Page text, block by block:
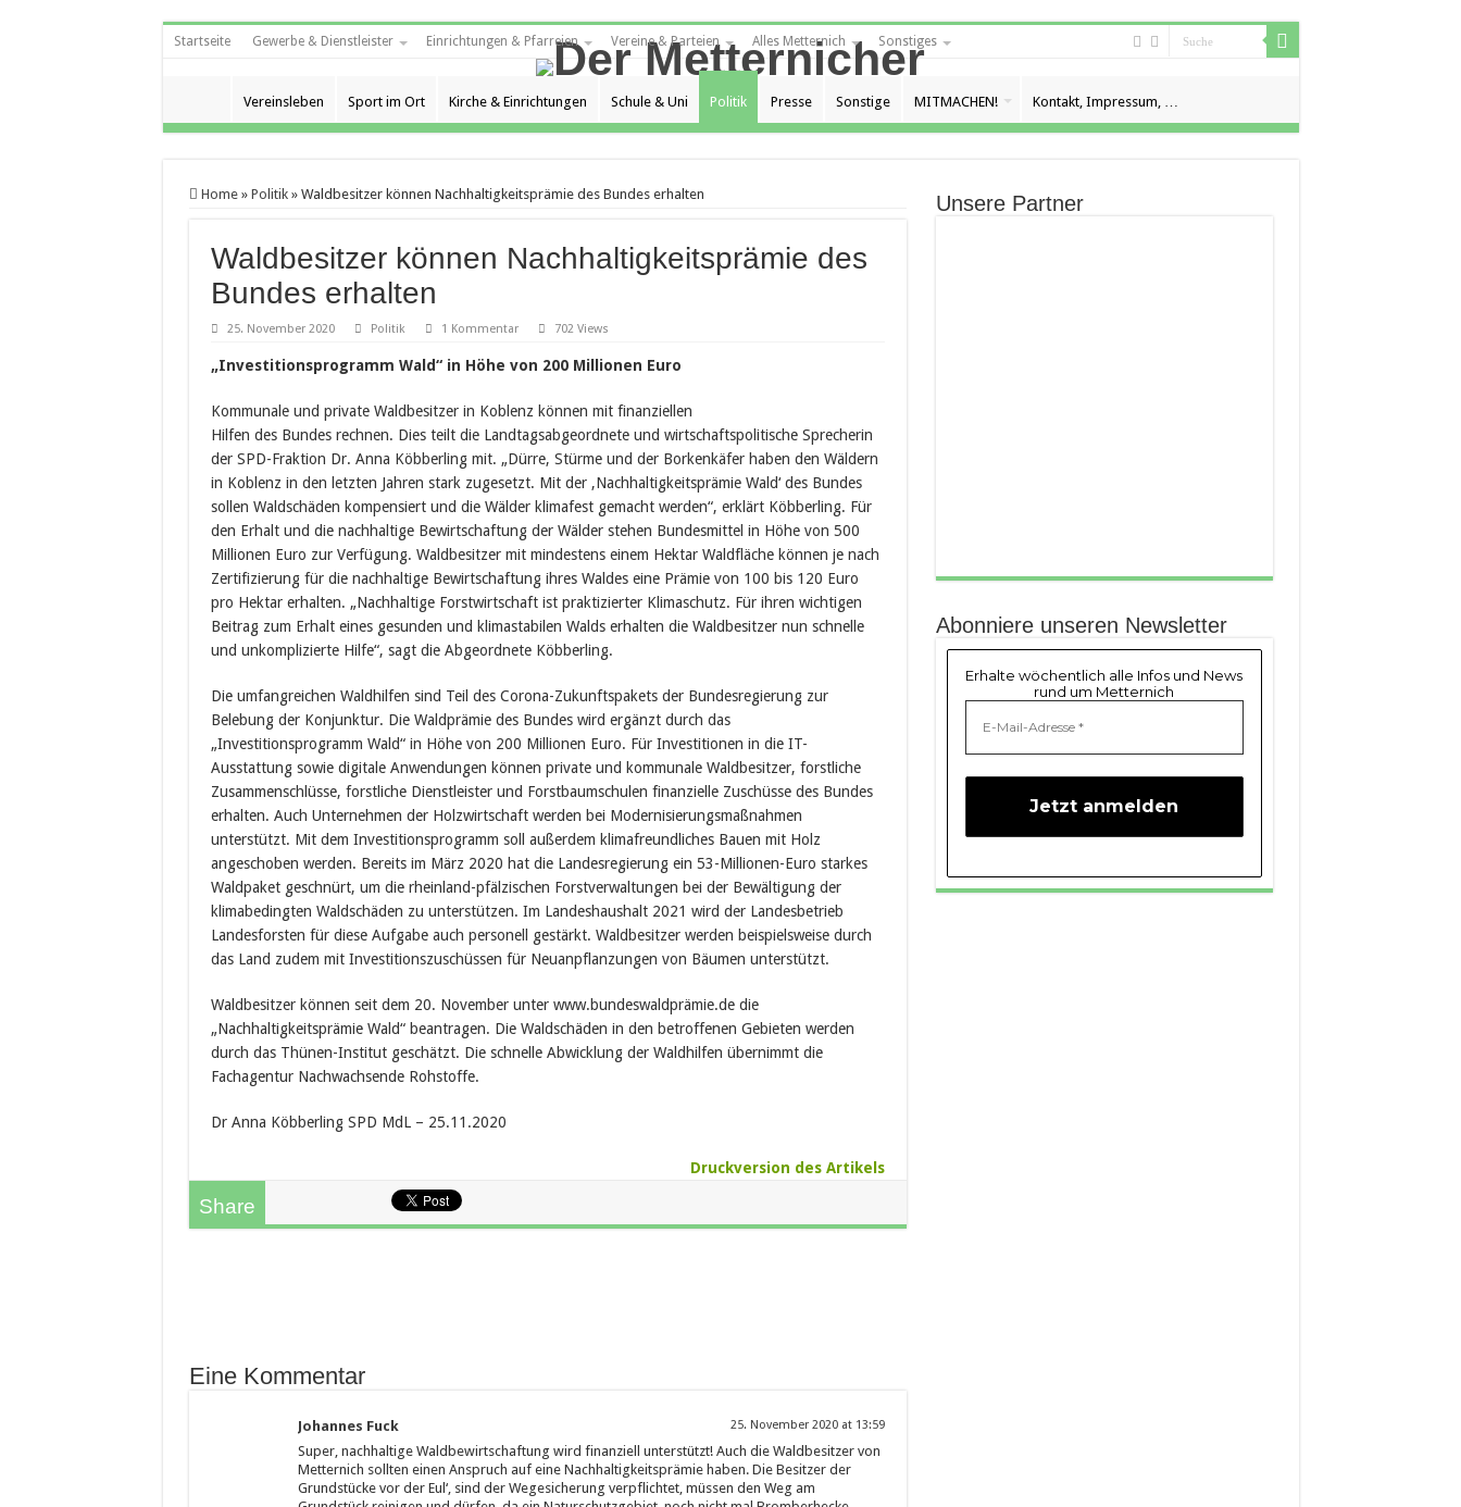
Startseite Gewerbe & Dienstleister Einrichtungen & Pfarreien Vereine & Parteien Alles Metternich Sonstiges
Vereinsleben Sport im Ort Kirche & Einrichtungen Schule & Uni Politik Presse Sonstige MITMACHEN! Kontakt, Impressum, …
Home » Politik » Waldbesitzer können Nachhaltigkeitsprämie des Bundes erhalten
Waldbesitzer können Nachhaltigkeitsprämie des
Bundes erhalten
25. November 2020 Politik 1 Kommentar 702 Views
„Investitionsprogramm Wald“ in Höhe von 200 Millionen Euro
Kommunale und private Waldbesitzer in Koblenz können mit finanziellen
Hilfen des Bundes rechnen. Dies teilt die Landtagsabgeordnete und wirtschaftspolitische Sprecherin
der SPD-Fraktion Dr. Anna Köbberling mit. „Dürre, Stürme und der Borkenkäfer haben den Wäldern
in Koblenz in den letzten Jahren stark zugesetzt. Mit der ‚Nachhaltigkeitsprämie Wald‘ des Bundes
sollen Waldschäden kompensiert und die Wälder klimafest gemacht werden“, erklärt Köbberling. Für
den Erhalt und die nachhaltige Bewirtschaftung der Wälder stehen Bundesmittel in Höhe von 500
Millionen Euro zur Verfügung. Waldbesitzer mit mindestens einem Hektar Waldfläche können je nach
Zertifizierung für die nachhaltige Bewirtschaftung ihres Waldes eine Prämie von 100 bis 120 Euro
pro Hektar erhalten. „Nachhaltige Forstwirtschaft ist praktizierter Klimaschutz. Für ihren wichtigen
Beitrag zum Erhalt eines gesunden und klimastabilen Walds erhalten die Waldbesitzer nun schnelle
und unkomplizierte Hilfe“, sagt die Abgeordnete Köbberling.
Die umfangreichen Waldhilfen sind Teil des Corona-Zukunftspakets der Bundesregierung zur
Belebung der Konjunktur. Die Waldprämie des Bundes wird ergänzt durch das
„Investitionsprogramm Wald“ in Höhe von 200 Millionen Euro. Für Investitionen in die IT-
Ausstattung sowie digitale Anwendungen können private und kommunale Waldbesitzer, forstliche
Zusammenschlüsse, forstliche Dienstleister und Forstbaumschulen finanzielle Zuschüsse des Bundes
erhalten. Auch Unternehmen der Holzwirtschaft werden bei Modernisierungsmaßnahmen
unterstützt. Mit dem Investitionsprogramm soll außerdem klimafreundliches Bauen mit Holz
angeschoben werden. Bereits im März 2020 hat die Landesregierung ein 53-Millionen-Euro starkes
Waldpaket geschnürt, um die rheinland-pfälzischen Forstverwaltungen bei der Bewältigung der
klimabedingten Waldschäden zu unterstützen. Im Landeshaushalt 2021 wird der Landesbetrieb
Landesforsten für diese Aufgabe auch personell gestärkt. Waldbesitzer werden beispielsweise durch
das Land zudem mit Investitionszuschüssen für Neuanpflanzungen von Bäumen unterstützt.
Waldbesitzer können seit dem 20. November unter www.bundeswaldprämie.de die
„Nachhaltigkeitsprämie Wald“ beantragen. Die Waldschäden in den betroffenen Gebieten werden
durch das Thünen-Institut geschätzt. Die schnelle Abwicklung der Waldhilfen übernimmt die
Fachagentur Nachwachsende Rohstoffe.
Dr Anna Köbberling SPD MdL – 25.11.2020
Druckversion des Artikels
Share
Eine Kommentar
Johannes Fuck 25. November 2020 at 13:59
Super, nachhaltige Waldbewirtschaftung wird finanziell unterstützt! Auch die Waldbesitzer von
Metternich sollten einen Anspruch auf eine Nachhaltigkeitsprämie haben. Die Besitzer der
Grundstücke vor der Eul‘, sind der Wegesicherung verpflichtet, müssen den Weg am
Unsere Partner
Abonniere unseren Newsletter
Erhalte wöchentlich alle Infos und News
rund um Metternich